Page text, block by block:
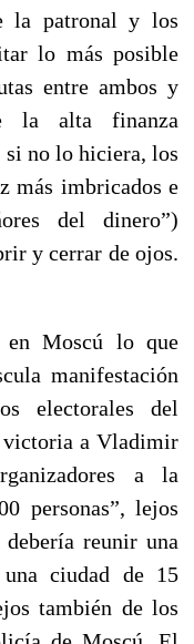
la patronal y los
lo más posible
entre ambos y
la alta finanza
si no lo hiciera, los
más imbricados e
del dinero”)
y cerrar de ojos.
en Moscú lo que
manifestación
electorales del
victoria a Vladimir
a la
personas”, lejos
reunir una
ciudad de 15
también de los